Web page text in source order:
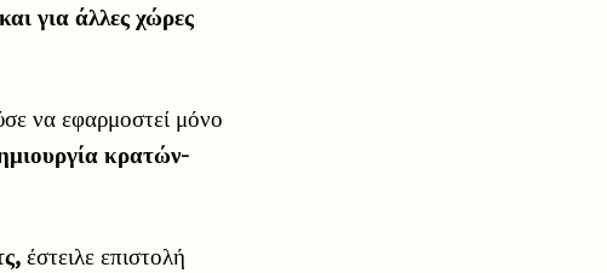
για άλλες χώρες
να εφαρμοστεί μόνο
κρατών-
έστειλε επιστολή